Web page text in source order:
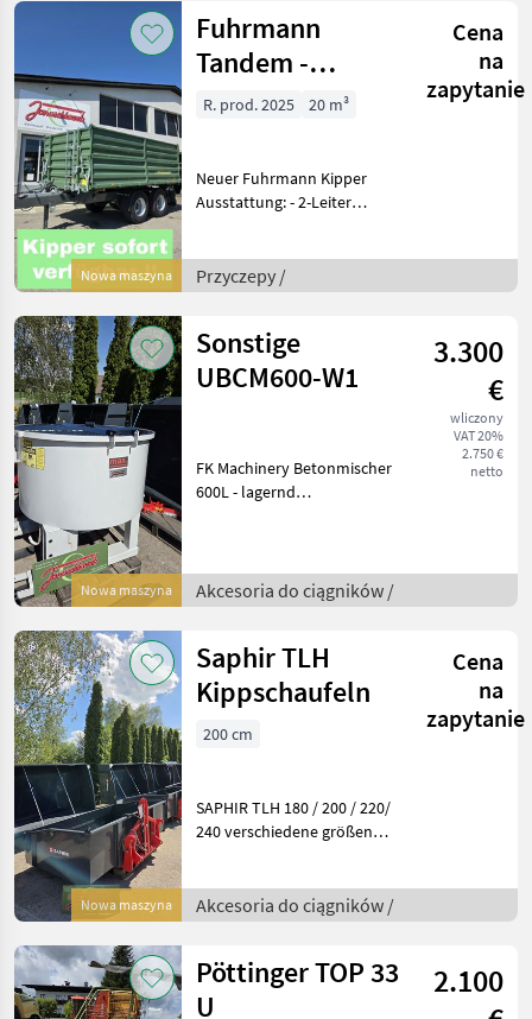
Zapfwellenantri
Nowa maszyna
Fuhrmann
Tandem -
3Seiten-Kipper
Cena
na
zapytanie
R. prod. 2025 20 m³
Neuer Fuhrmann Kipper
Ausstattung: - 2-Leiter
Stahlbordwände 800mm -
Aufsatzwände 800mm -
Przyczepy /
Nowa maszyna
Sonstige
UBCM600-W1
3.300
€
wliczony
VAT 20%
2.750 €
netto
FK Machinery Betonmischer
600L - lagernd
Angebot freibleibend,
Irrtümer, Änderungen und
Akcesoria do ciągników /
Nowa maszyna
Saphir TLH
Kippschaufeln
Cena
na
zapytanie
200 cm
SAPHIR TLH 180 / 200 / 220/
240 verschiedene größen
Angebot freibleibend,
Irrtümer, Änderungen und
Akcesoria do ciągników /
Pöttinger TOP 33
U
2.100